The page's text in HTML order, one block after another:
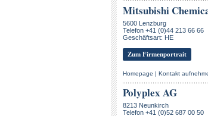
Mitsubishi
5600 Lenzburg
Telefon +41 (0)44 213 66 66
Geschäftsart: HE
Zum Firmenportrait
Homepage | Kontakt
Polyplex AG
8213 Neunkirch
Telefon +41 (0)52 687 00 50